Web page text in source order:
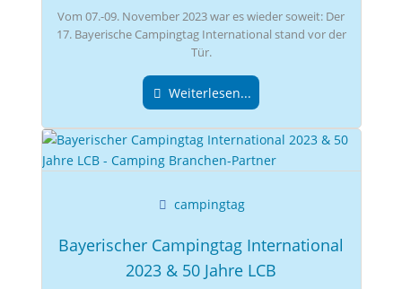
Vom 07.-09. November 2023 war es wieder soweit: Der
17. Bayerische Campingtag International stand vor der
Tür.
Weiterlesen...
Bayerischer Campingtag International
2023 & 50 Jahre LCB
campingtag